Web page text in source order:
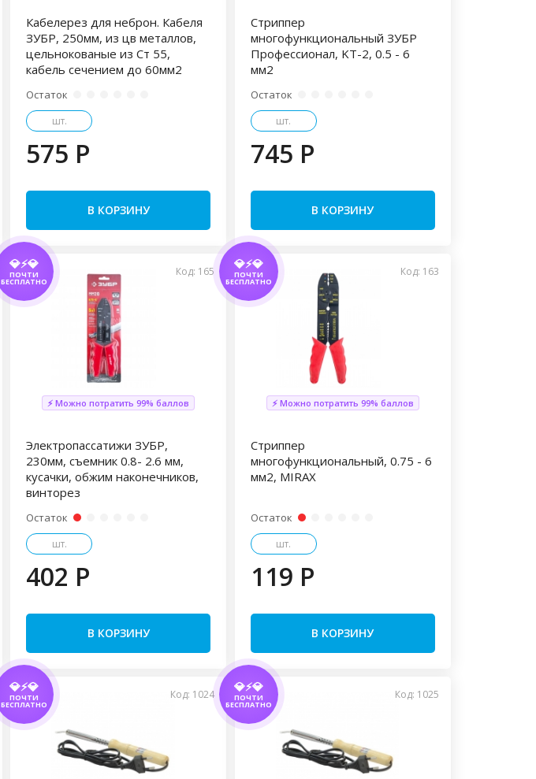
Кабелерез для неброн. Кабеля
ЗУБР, 250мм, из цв металлов,
цельнокованые из Ст 55,
кабель сечением до 60мм2
Остаток
шт.
575 P
В КОРЗИНУ
Стриппер
многофункциональный ЗУБР
Профессионал, KT-2, 0.5 - 6
мм2
Остаток
шт.
745 P
В КОРЗИНУ
💎⚡💎
ПОЧТИ
БЕСПЛАТНО
Код: 165
⚡ Можно потратить 99% баллов
Электропассатижи ЗУБР,
230мм, съемник 0.8- 2.6 мм,
кусачки, обжим наконечников,
винторез
Остаток
шт.
402 P
В КОРЗИНУ
💎⚡💎
ПОЧТИ
БЕСПЛАТНО
Код: 163
⚡ Можно потратить 99% баллов
Стриппер
многофункциональный, 0.75 - 6
мм2, MIRAX
Остаток
шт.
119 P
В КОРЗИНУ
💎⚡💎
ПОЧТИ
БЕСПЛАТНО
Код: 1024
💎⚡💎
ПОЧТИ
БЕСПЛАТНО
Код: 1025